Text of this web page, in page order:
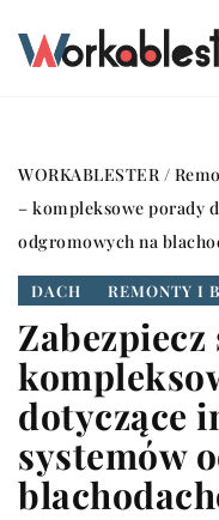
WORKABLESTER/
– kompleksowe porady
odgromowych na
DACH REMONTY I
dotyczące
systemów